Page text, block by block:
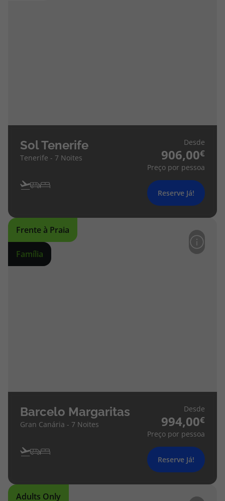
Sol Tenerife
Tenerife - 7 Noites
Desde
906,00
Preço por pessoa
Reserve Já!
Frente à Praia
Família
Barcelo Margaritas
Gran Canária - 7 Noites
Desde
994,00
Preço por pessoa
Reserve Já!
Adults Only